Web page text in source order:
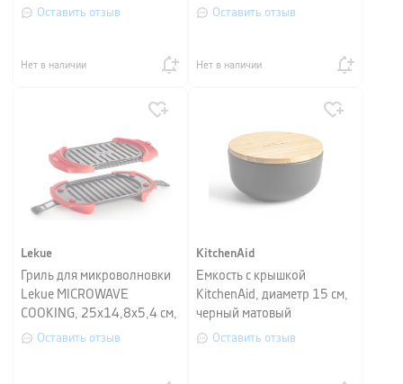
Оставить отзыв
Нет в наличии
красный
Оставить отзыв
Нет в наличии
Lekue
Гриль для микроволновки
Lekue MICROWAVE
COOKING, 25х14,8х5,4 см,
серый с красным, 2 штуки
Оставить отзыв
KitchenAid
Емкость с крышкой
KitchenAid, диаметр 15 см,
черный матовый
Оставить отзыв